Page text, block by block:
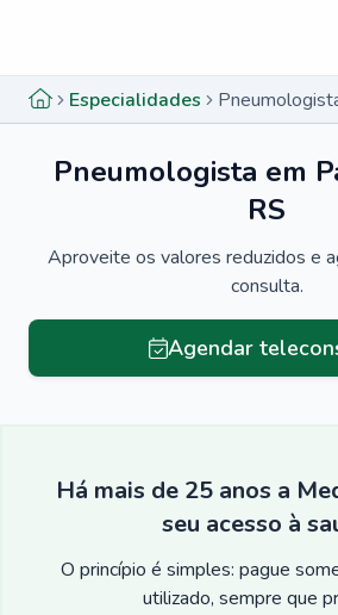
Especialidades
Pneumologista em
RS
Aproveite os valores reduzidos e
consulta.
Agendar
Há mais de 25 anos a
seu acesso à
O princípio é simples: pague
utilizado, sempre que